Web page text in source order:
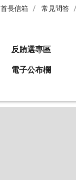
首長信箱 常見問答
反賄選專區
電子公布欄